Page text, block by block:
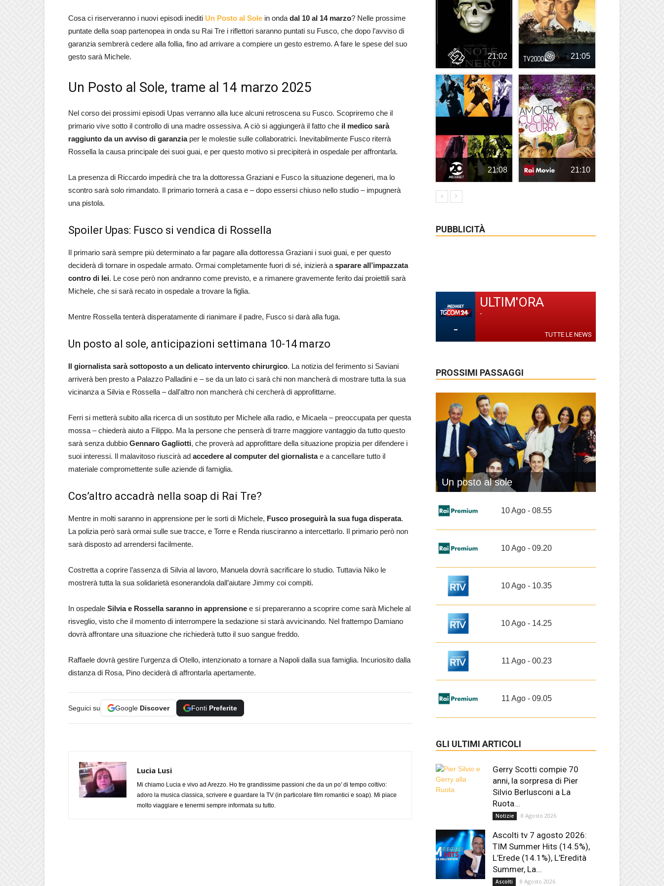
Cosa ci riserveranno i nuovi episodi inediti Un Posto al Sole in onda dal 10 al 14 marzo? Nelle prossime
puntate della soap partenopea in onda su Rai Tre i riflettori saranno puntati su Fusco, che dopo l’avviso di
garanzia sembrerà cedere alla follia, fino ad arrivare a compiere un gesto estremo. A fare le spese del suo
gesto sarà Michele.
Un Posto al Sole, trame al 14 marzo 2025
Nel corso dei prossimi episodi Upas verranno alla luce alcuni retroscena su Fusco. Scopriremo che il
primario vive sotto il controllo di una madre ossessiva. A ciò si aggiungerà il fatto che il medico sarà
raggiunto da un avviso di garanziaper le molestie sulle collaboratrici. Inevitabilmente Fusco riterrà
Rossella la causa principale dei suoi guai, e per questo motivo si precipiterà in ospedale per affrontarla.
La presenza di Riccardo impedirà che tra la dottoressa Graziani e Fusco la situazione degeneri, ma lo
scontro sarà solo rimandato. Il primario tornerà a casa e – dopo essersi chiuso nello studio – impugnerà
una pistola.
Spoiler Upas: Fusco si vendica di Rossella
Il primario sarà sempre più determinato a far pagare alla dottoressa Graziani i suoi guai, e per questo
deciderà di tornare in ospedale armato. Ormai completamente fuori di sé, inizierà a sparare all’impazzata
contro di lei. Le cose però non andranno come previsto, e a rimanere gravemente ferito dai proiettili sarà
Michele, che si sarà recato in ospedale a trovare la figlia.
Mentre Rossella tenterà disperatamente di rianimare il padre, Fusco si darà alla fuga.
Un posto al sole, anticipazioni settimana 10-14 marzo
Il giornalista sarà sottoposto a un delicato intervento chirurgico. La notizia del ferimento si Saviani
arriverà ben presto a Palazzo Palladini e – se da un lato ci sarà chi non mancherà di mostrare tutta la sua
vicinanza a Silvia e Rossella – dall’altro non mancherà chi cercherà di approfittarne.
Ferri si metterà subito alla ricerca di un sostituto per Michele alla radio, e Micaela – preoccupata per questa
mossa – chiederà aiuto a Filippo. Ma la persone che penserà di trarre maggiore vantaggio da tutto questo
sarà senza dubbio Gennaro Gagliotti, che proverà ad approfittare della situazione propizia per difendere i
suoi interessi. Il malavitoso riuscirà ad accedere al computer del giornalistae a cancellare tutto il
materiale compromettente sulle aziende di famiglia.
Cos’altro accadrà nella soap di Rai Tre?
Mentre in molti saranno in apprensione per le sorti di Michele, Fusco proseguirà la sua fuga disperata.
La polizia però sarà ormai sulle sue tracce, e Torre e Renda riusciranno a intercettarlo. Il primario però non
sarà disposto ad arrendersi facilmente.
Costretta a coprire l’assenza di Silvia al lavoro, Manuela dovrà sacrificare lo studio. Tuttavia Niko le
mostrerà tutta la sua solidarietà esonerandola dall’aiutare Jimmy coi compiti.
In ospedale Silvia e Rossella saranno in apprensione e si prepareranno a scoprire come sarà Michele al
risveglio, visto che il momento di interrompere la sedazione si starà avvicinando. Nel frattempo Damiano
dovrà affrontare una situazione che richiederà tutto il suo sangue freddo.
Raffaele dovrà gestire l’urgenza di Otello, intenzionato a tornare a Napoli dalla sua famiglia. Incuriosito dalla
distanza di Rosa, Pino deciderà di affrontarla apertamente.
Seguici su Google Discover Fonti Preferite
Lucia Lusi
Mi chiamo Lucia e vivo ad Arezzo. Ho tre grandissime passioni che da un po' di tempo coltivo:
adoro la musica classica, scrivere e guardare la TV (in particolare film romantici e soap). Mi piace
molto viaggiare e tenermi sempre informata su tutto.
21:02 21:05
21:08 21:10
PUBBLICITÀ
-
ULTIM'ORA
-
TUTTE LE NEWS
PROSSIMI PASSAGGI
Un posto al sole
10 Ago - 08.55
10 Ago - 09.20
10 Ago - 10.35
10 Ago - 14.25
11 Ago - 00.23
11 Ago - 09.05
GLI ULTIMI ARTICOLI
Gerry Scotti compie 70
anni, la sorpresa di Pier
Silvio Berlusconi a La
Ruota...
Notizie 8 Agosto 2026
Ascolti tv 7 agosto 2026:
TIM Summer Hits (14.5%),
L’Erede (14.1%), L’Eredità
Summer, La...
Ascolti 8 Agosto 2026